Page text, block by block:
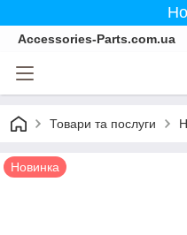
Accessories-Parts.com.ua
Товари та послуги
Новинка